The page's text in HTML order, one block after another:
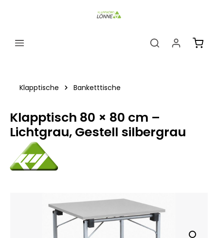
Klapptische Banketttische
Klapptisch 80 × 80 cm –
Lichtgrau, Gestell silbergrau